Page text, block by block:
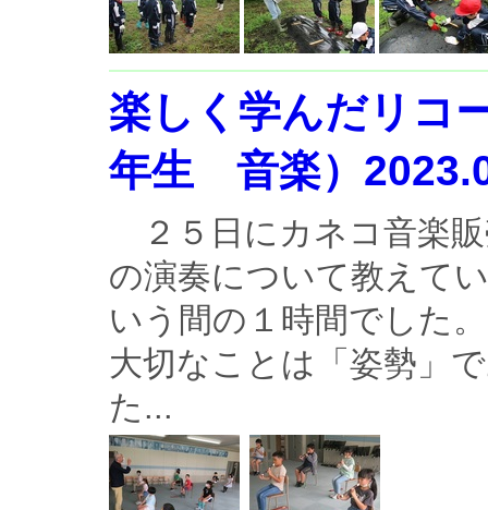
楽しく学んだリコ
年生 音楽）
２５日にカネコ音楽
の演奏について教えて
いう間の１時間でした
大切なことは「姿勢」
た...